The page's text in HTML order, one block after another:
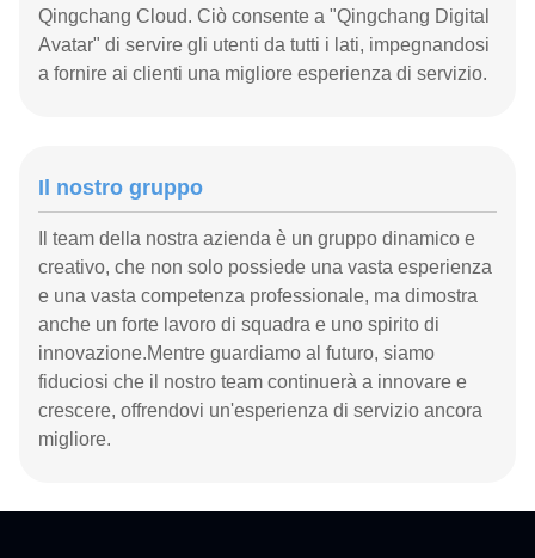
Qingchang Cloud. Ciò consente a "Qingchang Digital
Avatar" di servire gli utenti da tutti i lati, impegnandosi
a fornire ai clienti una migliore esperienza di servizio.
Il nostro gruppo
Il team della nostra azienda è un gruppo dinamico e
creativo, che non solo possiede una vasta esperienza
e una vasta competenza professionale, ma dimostra
anche un forte lavoro di squadra e uno spirito di
innovazione.Mentre guardiamo al futuro, siamo
fiduciosi che il nostro team continuerà a innovare e
crescere, offrendovi un'esperienza di servizio ancora
migliore.